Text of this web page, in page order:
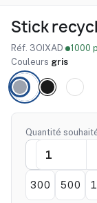
Stick
Réf. 3OIXAD· 1000
Couleurs gris
Quantité
300 500